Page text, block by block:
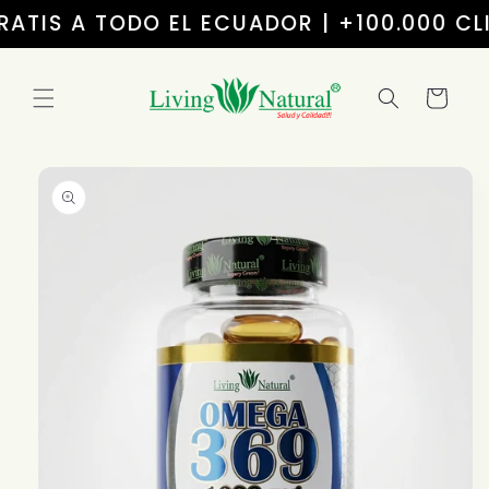
directamente
al contenido
A TODO EL ECUADOR | +100.000
Carrito
información
del producto